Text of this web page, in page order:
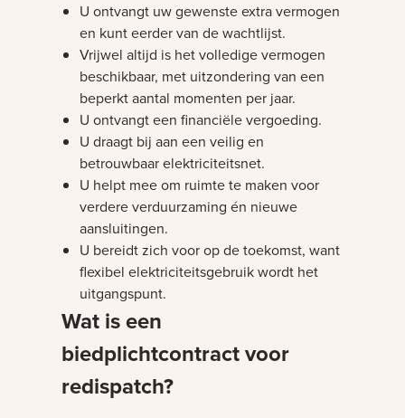
U ontvangt uw gewenste extra vermogen
en kunt eerder van de wachtlijst.
Vrijwel altijd is het volledige vermogen
beschikbaar, met uitzondering van een
beperkt aantal momenten per jaar.
U ontvangt een financiële vergoeding.
U draagt bij aan een veilig en
betrouwbaar elektriciteitsnet.
U helpt mee om ruimte te maken voor
verdere verduurzaming én nieuwe
aansluitingen.
U bereidt zich voor op de toekomst, want
flexibel elektriciteitsgebruik wordt het
uitgangspunt.
Wat is een
biedplichtcontract voor
redispatch?